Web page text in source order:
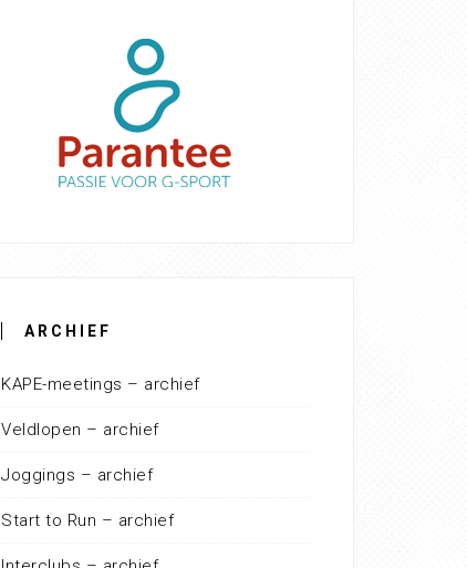
ARCHIEF
KAPE-meetings – archief
Veldlopen – archief
Joggings – archief
Start to Run – archief